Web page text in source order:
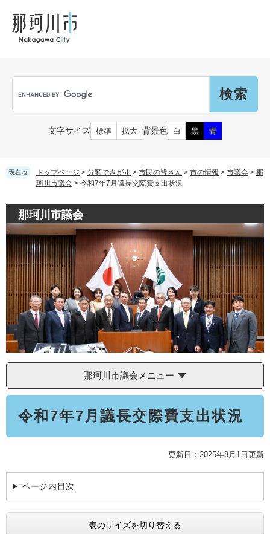
ス
検
索
文字サイズ 標準 拡大 背景色 白 黒 青
市民の皆さん
届出（ダウンロード）・手続き
戸籍・保険・年金
健康・医療・福祉
学ぶ・楽しむ・活動する
市の情報
税金
電子掲示板
子育て・教育
妊娠・出産
乳児・幼児
小学生・中学生・教育
こどもの権利
こどもの居場所
事業者の皆さん
お知らせ
入札・プロポーザル・契約情報
事業者向け申請・届出
開発許可・都市計画・建設計画
支援（企業・就農）
市外にお住まいの方
那珂川市の概要
移住・定住
引っ越し・手続き
ふるさと納税
電子掲示板
観光
文化財
現在地 トップページ > 分類でさがす > 市民の皆さん > 市の情報 > 市議会 > 那
珂川市議会 > 令和7年7月議長交際費支出状況
那珂川市議会
那珂川市議会メニュー
令和7年7月議長交際費支出状況
更新日：2025年8月1日更新
ページ内目次
表のサイズを切り替える